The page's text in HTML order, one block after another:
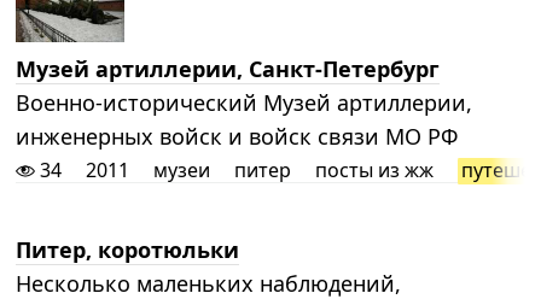
Музей артиллерии, Санкт-Петербург
Военно-исторический Музей артиллерии,
инженерных войск и войск связи МО РФ
34 2011 музеи питер посты из жж
Питер, коротюльки
Несколько маленьких наблюдений,